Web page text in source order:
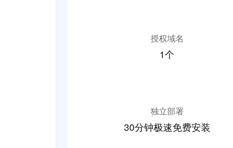
授权域名
1个
独立部署
30分钟极速免费安装